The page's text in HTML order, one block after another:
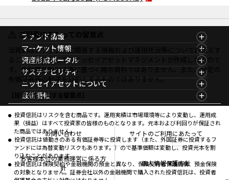
ご投資にあたっての留意点
当資料は、ファンドに関連する情報および運用状況等についてお伝えす
ることを目的として、ニッセイアセットマネジメントが作成したもので
す。金融商品取引法等に基づく開示資料ではありません。また、特定の
有価証券等の勧誘を目的とするものではありません。
【投資信託に関する留意点】
投資信託はリスクを含む商品です。運用実績は市場環境等により変動し、運用成
果（損益）はすべて投資家の皆様のものとなります。元本および利回りが保証され
た商品ではありません。
投資信託は値動きのある有価証券等に投資します（また、外国証券に投資するフ
ァンドには為替変動リスクもあります。）ので基準価額は変動し、投資元本を割
り込むことがあります。
投資信託は保険契約や金融機関の預金と異なり、保険契約者保護機構、預金保険
の対象となりません。証券会社以外の金融機関で購入された投資信託は、投資者
ファンド情報
ファンド情報TOP
基準価額一覧
ファンド検索
ファンド比較
決算カレンダー
海外休日カレンダー
投資信託新商品のご案内
投資信託償還商品のご案内
ちょこっと3分！ファンドシアター
有価証券届出書の効力の発生の有無について
こだわりのインデックスファンド 購入・換金手数料
なしシリーズ
確定拠出年金について
マーケット情報
マーケット情報TOP
マーケット指数
マーケットレポート
コラム
ファンドレポート
資産形成ポータル
資産形成ポータルTOP
資産形成サービス
Nダイレクト
Goal Navi
資産形成サポート
NAMシティ
お問い合わせ
よくあるご質問
投資の教室
サステナビリティ
サステナビリティTOP
サステナビリティ経営
サステナブル投資
ニッセイアセットについて
ニッセイアセットについてTOP
会社情報
プレスリリース
受賞歴
方針・その他開示情報
採用情報
公式キャラクターのご紹介
最新情報
マーケットニュース
商品ニュース
おしらせ
メディアお問い合わせ サイトのご利用にあたって
お客様本位の業務運営に係る方
針
個人情報保護方針